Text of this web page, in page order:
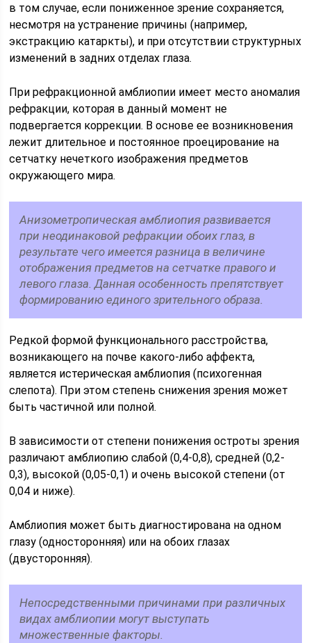
в том случае, если пониженное зрение сохраняется,
несмотря на устранение причины (например,
экстракцию катаркты), и при отсутствии структурных
изменений в задних отделах глаза.
При рефракционной амблиопии имеет место аномалия
рефракции, которая в данный момент не
подвергается коррекции. В основе ее возникновения
лежит длительное и постоянное проецирование на
сетчатку нечеткого изображения предметов
окружающего мира.
Анизометропическая амблиопия развивается
при неодинаковой рефракции обоих глаз, в
результате чего имеется разница в величине
отображения предметов на сетчатке правого и
левого глаза. Данная особенность препятствует
формированию единого зрительного образа.
Редкой формой функционального расстройства,
возникающего на почве какого-либо аффекта,
является истерическая амблиопия (психогенная
слепота). При этом степень снижения зрения может
быть частичной или полной.
В зависимости от степени понижения остроты зрения
различают амблиопию слабой (0,4-0,8), средней (0,2-
0,3), высокой (0,05-0,1) и очень высокой степени (от
0,04 и ниже).
Амблиопия может быть диагностирована на одном
глазу (односторонняя) или на обоих глазах
(двусторонняя).
Непосредственными причинами при различных
видах амблиопии могут выступать
множественные факторы.